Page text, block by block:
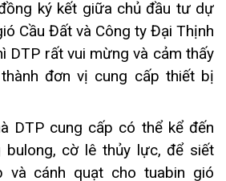
ký kết giữa chủ đầu tư dự
Cầu Đất và Công ty Đại Thịnh
DTP rất vui mừng và cảm thấy
đơn vị cung cấp thiết bị
DTP cung cấp có thể kể đến
bulong, cờ lê thủy lực, để siết
và cánh quạt cho tuabin gió